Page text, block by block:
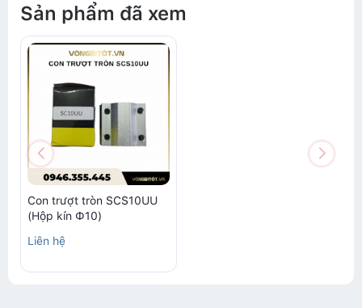
Sản phẩm đã xem
Con trượt tròn SCS10UU
(Hộp kín Ф10)
Liên hệ